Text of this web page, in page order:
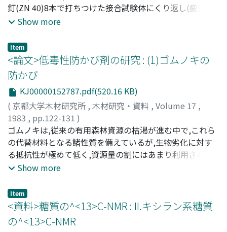
釘(ZN 40)8本で打ちつけた接合試験体にくり返し(疲労)荷
重,一定(クリープ)荷重及び定連増加荷重の3種の荷重形式
る。(1)くり返し荷重の下でぱ荷重と破壊までに要するく
り返し数の関係は単一な疲労曲線を描き,疲労限度は静的
強度のおよそ23%である。(2)定連増加荷重の下では接合
は釘の引き抜けで破壊するが,くり返し荷重の下では荷重
が大きい場合のみ釘の引き抜けで破壊し,荷重が低い場合
は釘の頭から5～10mmの点が疲労破壊する。中間の荷重
ではこれらが混在する。(3)くり返し荷重や一定荷重を与
えた後の接合の静的財力ぱこの試験の範囲でぱ低下してい
ない。(4)定連増加荷重では荷重速度と共に接合の財力が
増す。(5)くり返し荷重または一定荷重の下でぱ接合の相
対変位(開口量)は荷重のくり返し数の対数またぱ負荷時間
形式の下でも静的財力の50%以上の荷重に対して著しく増
大する。
Show more
Item
<論文>低毒性防かび剤の研究 : (1)ゴムノキの
防かび
KJ00000152787.pdf(520.16 KB)
( 京都大学木材研究所 , 木材研究・資料 , Volume 17 ,
1983 , pp.122-131 )
角田, 邦夫;高橋, 旨象;西本, 孝一;TSUNODA, Kunio;
TAKAHASHI, Munezoh;NISHIMOTO, Koichi;ツノダ, クニ
オ;タカハシ, ムネゾウ ;ニシモト, コウイチ
ゴムノキは,従来の有用森林資源の枯渇が進む中で,これら
の代替材料となる諸性質を備えているが,生物劣化に対す
る抵抗性が極めて低く,資源量の割にはあまり利用されて
いない。本研究では,微生物に侵害されたゴムノキ丸太か
対する各種薬剤の防かび効力を検討した.分離された菌に
は,ゴムノキの代表的な青変菌であるBotryodiplodia
theobromae PAT.の他,Pemicillium sp.,Gliocladium sp.
などの汚染菌があった。ゴムノキ辺材から採取した試験片
Show more
Item
<資料>糖質の^<13>C-NMR : II.キシラン系糖質
の^<13>C-NMR